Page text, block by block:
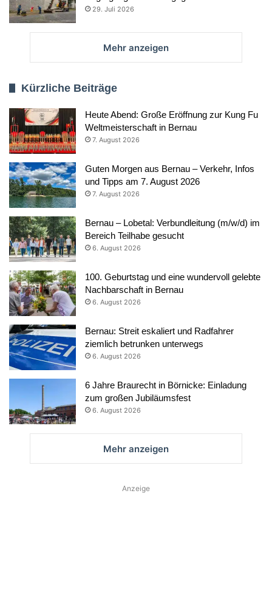
29. Juli 2026
Mehr anzeigen
Kürzliche Beiträge
Heute Abend: Große Eröffnung zur Kung Fu
Weltmeisterschaft in Bernau
7. August 2026
Guten Morgen aus Bernau – Verkehr, Infos
und Tipps am 7. August 2026
7. August 2026
Bernau – Lobetal: Verbundleitung (m/w/d) im
Bereich Teilhabe gesucht
6. August 2026
100. Geburtstag und eine wundervoll gelebte
Nachbarschaft in Bernau
6. August 2026
Bernau: Streit eskaliert und Radfahrer
ziemlich betrunken unterwegs
6. August 2026
6 Jahre Braurecht in Börnicke: Einladung
zum großen Jubiläumsfest
6. August 2026
Mehr anzeigen
Anzeige